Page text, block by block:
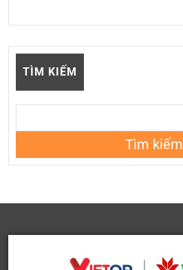
TÌM KIẾM
Tìm kiếm